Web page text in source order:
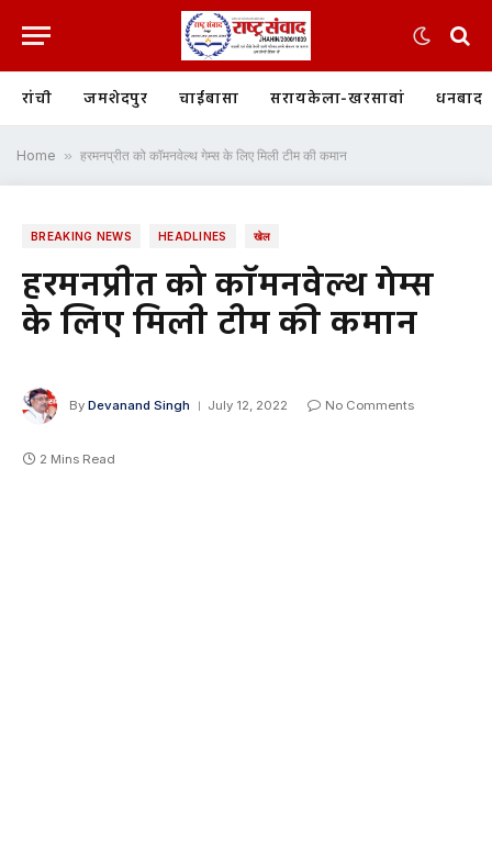
रांची जमशेदपुर चाईबासा सरायकेला-खरसावां धनबाद
Home » हरमनप्रीत को कॉमनवेल्थ गेम्स के लिए मिली टीम की कमान
BREAKING NEWS HEADLINES खेल
हरमनप्रीत को कॉमनवेल्थ गेम्स
के लिए मिली टीम की कमान
By Devanand Singh July 12, 2022 No Comments
2 Mins Read